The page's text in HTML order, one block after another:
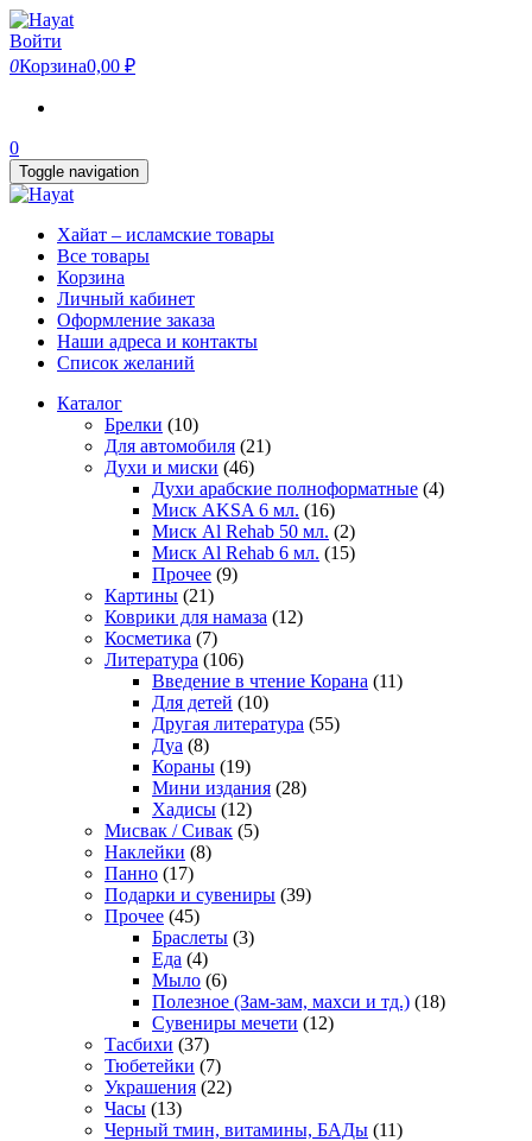
Skip
to
the
content
Войти
0Корзина0,00 ₽
0
Toggle navigation
Хайат – исламские товары
Все товары
Корзина
Личный кабинет
Оформление заказа
Наши адреса и контакты
Список желаний
Каталог
Брелки (10)
Для автомобиля (21)
Духи и миски (46)
Духи арабские полноформатные (4)
Миск AKSA 6 мл. (16)
Миск Al Rehab 50 мл. (2)
Миск Al Rehab 6 мл. (15)
Прочее (9)
Картины (21)
Коврики для намаза (12)
Косметика (7)
Литература (106)
Введение в чтение Корана (11)
Для детей (10)
Другая литература (55)
Дуа (8)
Кораны (19)
Мини издания (28)
Хадисы (12)
Мисвак / Сивак (5)
Наклейки (8)
Панно (17)
Подарки и сувениры (39)
Прочее (45)
Браслеты (3)
Еда (4)
Мыло (6)
Полезное (Зам-зам, махси и тд.) (18)
Сувениры мечети (12)
Тасбихи (37)
Тюбетейки (7)
Украшения (22)
Часы (13)
Черный тмин, витамины, БАДы (11)